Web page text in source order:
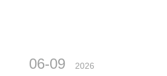
06-09 2026